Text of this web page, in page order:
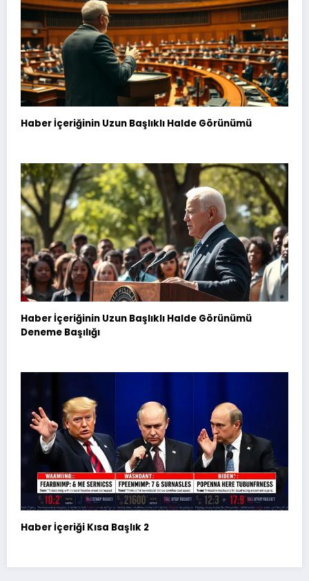
Haber İçeriğinin Uzun Başlıklı Halde Görünümü
Haber İçeriğinin Uzun Başlıklı Halde Görünümü
Deneme Başılığı
Haber İçeriği Kısa Başlık 2